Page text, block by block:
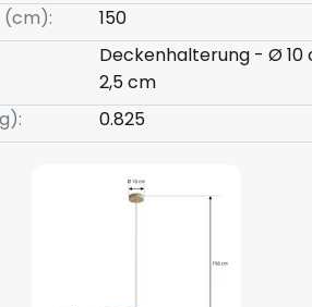
(cm):
150
Deckenhalterung - Ø 10
2,5 cm
0.825